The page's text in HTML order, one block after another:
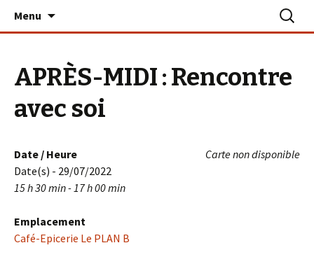
Le PLAN B – La Turballe
Menu
APRÈS-MIDI : Rencontre
avec soi
Carte non disponible
Date / Heure
Date(s) - 29/07/2022
15 h 30 min - 17 h 00 min
Emplacement
Café-Epicerie Le PLAN B